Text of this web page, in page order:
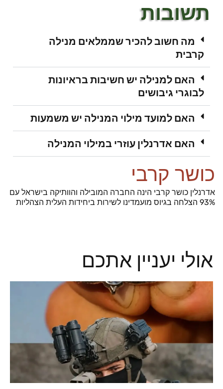
תשובות
מה חשוב להכיר שממלאים מנילה
קרבית
האם למנילה יש חשיבות בראיונות
לבוגרי גיבושים
האם למועד מילוי המנילה יש משמעות
האם אדרנלין עוזרי במילוי המנילה
כושר קרבי
אדרנלין כושר קרבי הינה החברה המובילה והוותיקה בישראל עם
93% הצלחה בגיוס מועמדינו לשירות ביחידות העלית הצהליות
אולי יעניין אתכם